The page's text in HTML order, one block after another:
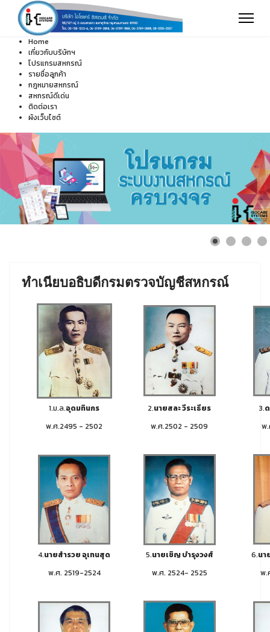
Home
เกี่ยวกับบริษัทฯ
โปรแกรมสหกรณ์
รายชื่อลูกค้า
กฎหมายสหกรณ์
สหกรณ์ดีเด่น
ติดต่อเรา
ผังเว็บไซต์
ทำเนียบอธิบดีกรมตรวจบัญชีสหกรณ์
1.ม.ล.อุดมทินกร 2.นายสละ วีระเธียร 3.
พ.ศ.2495 - 2502
พ.ศ.2502 - 2509 พ.
4.นายสำรวย อุเทนสุด 5.นายเชิญ บำรุงวงศ์ 6.นา
พ.ศ. 2519-2524
พ.ศ. 2524- 2525 พ.